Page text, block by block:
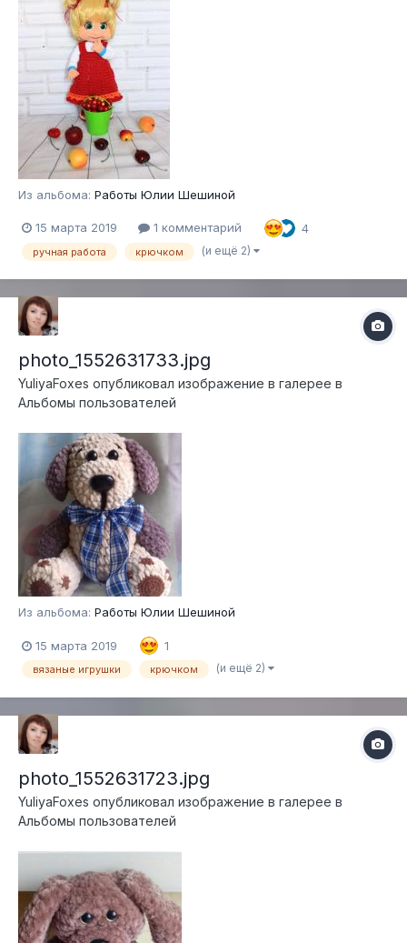
Из альбома: Работы Юлии Шешиной
15 марта 2019 1 комментарий 4
ручная работа крючком (и ещё 2)
photo_1552631733.jpg
YuliyaFoxes опубликовал изображение в галерее в
Альбомы пользователей
Из альбома: Работы Юлии Шешиной
15 марта 2019 1
вязаные игрушки крючком (и ещё 2)
photo_1552631723.jpg
YuliyaFoxes опубликовал изображение в галерее в
Альбомы пользователей